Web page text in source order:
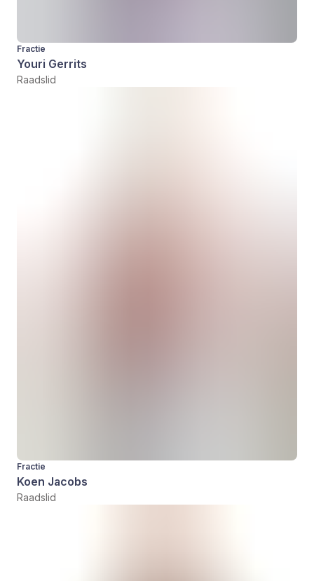
Fractie
Youri Gerrits
Raadslid
Fractie
Koen Jacobs
Raadslid